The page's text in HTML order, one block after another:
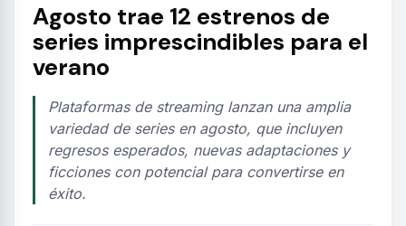
Agosto trae 12 estrenos de
series imprescindibles para el
verano
Plataformas de streaming lanzan una amplia
variedad de series en agosto, que incluyen
regresos esperados, nuevas adaptaciones y
ficciones con potencial para convertirse en
éxito.